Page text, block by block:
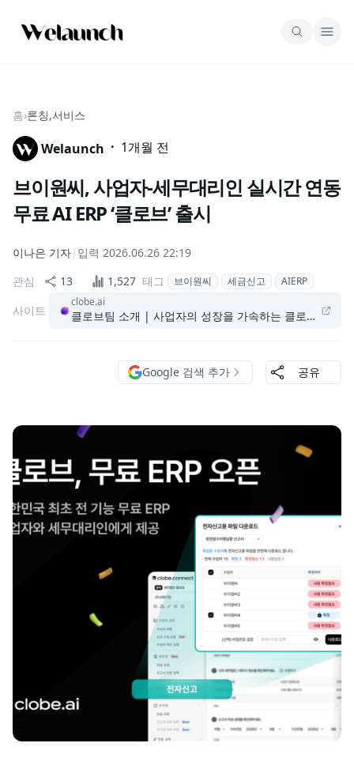
홈›론칭,서비스
Welaunch · 1개월 전
브이원씨, 사업자-세무대리인 실시간 연동
무료 AI ERP ‘클로브’ 출시
이나은 기자| 입력 2026.06.26 22:19
관심
13 1,527 태그 브이원씨 세금신고 AIERP
사이트
clobe.ai
클로브팀 소개 | 사업자의 성장을 가속하는 클로브팀
Google 검색 추가 공유